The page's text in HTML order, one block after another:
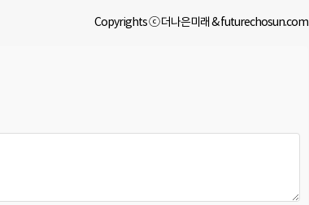
Copyrights ⓒ 더나은미래 & futurechosun.com